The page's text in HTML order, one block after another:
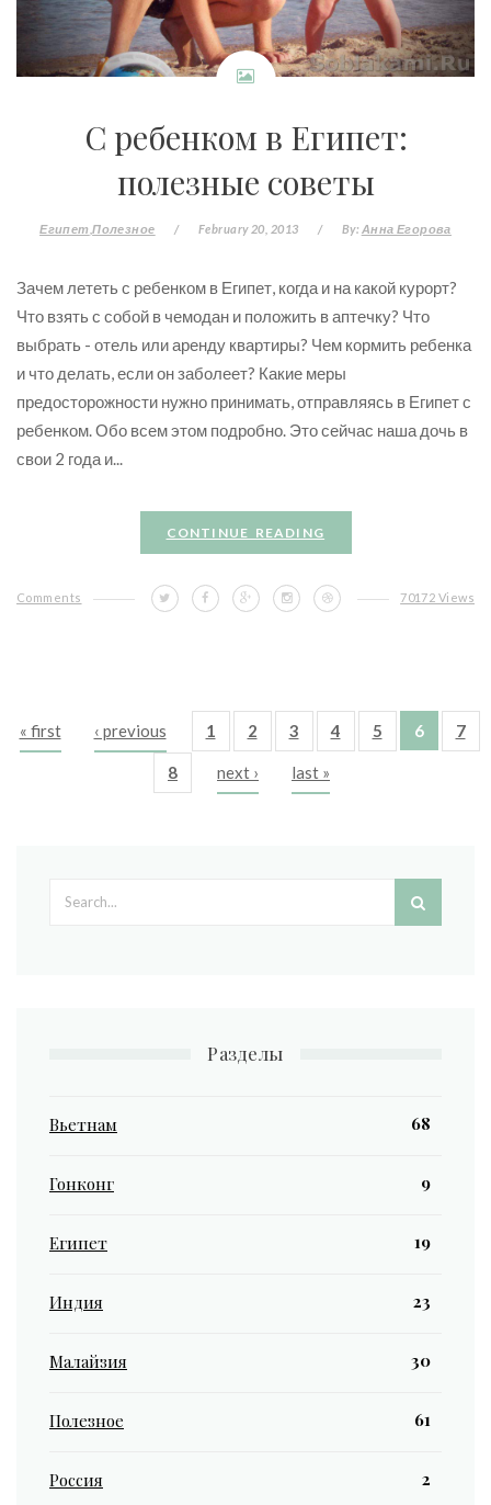
С ребенком в Египет:
полезные советы
Египет Полезное / February 20, 2013 / By: Анна Егорова
Зачем лететь с ребенком в Египет, когда и на какой курорт?
Что взять с собой в чемодан и положить в аптечку? Что
выбрать - отель или аренду квартиры? Чем кормить ребенка
и что делать, если он заболеет? Какие меры
предосторожности нужно принимать, отправляясь в Египет с
ребенком. Обо всем этом подробно. Это сейчас наша дочь в
свои 2 года и...
CONTINUE READING
Comments 70172 Views
Pages
« first ‹ previous 1 2 3 4 5 6 7
8 next › last »
Разделы
Вьетнам 68
Гонконг 9
Египет 19
Индия 23
Малайзия 30
Полезное 61
Россия 2